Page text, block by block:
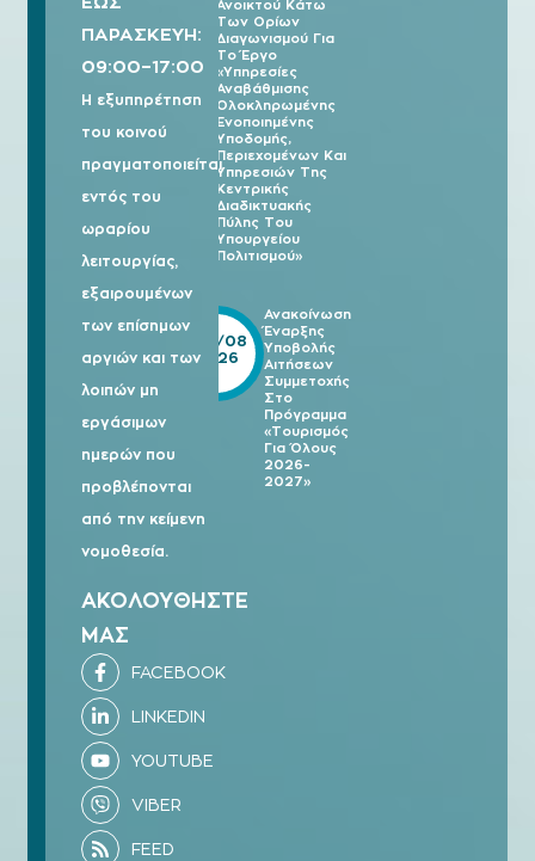
ΠΑΡΑΣΚΕΥΗ:
09:00–17:00
Η εξυπηρέτηση
του κοινού
πραγματοποιείται
εντός του
ωραρίου
λειτουργίας,
εξαιρουμένων
των επίσημων
αργιών και των
λοιπών μη
εργάσιμων
ημερών που
προβλέπονται
από την κείμενη
νομοθεσία.
ΑΚΟΛΟΥΘΗΣΤΕ
ΜΑΣ
Ανοικτού Κάτω
Των Ορίων
Διαγωνισμού Για
Το Έργο
«Υπηρεσίες
Αναβάθμισης
Ολοκληρωμένης
Ενοποιημένης
Υποδομής,
Περιεχομένων Και
Υπηρεσιών Της
Κεντρικής
Διαδικτυακής
Πύλης Του
Υπουργείου
Πολιτισμού»
Ανακοίνωση
Έναρξης
Υποβολής
Αιτήσεων
Συμμετοχής
Στο
Πρόγραμμα
«Τουρισμός
Για Όλους
2026-
2027»
05/08
2026